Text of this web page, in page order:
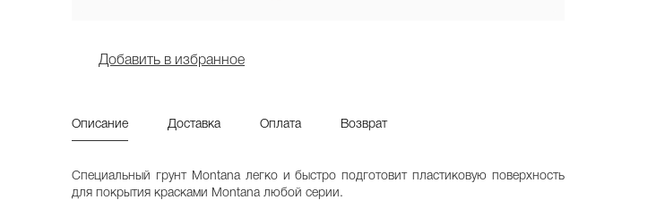
Добавить в избранное
Описание Доставка Оплата Возврат
Специальный грунт Montana легко и быстро подготовит пластиковую поверхность
для покрытия красками Montana любой серии.